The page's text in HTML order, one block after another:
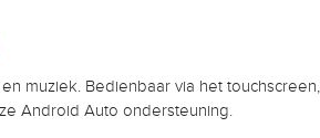
muziek. Bedienbaar via het
Android Auto ondersteuning.